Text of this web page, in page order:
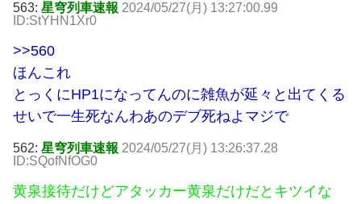
563: 星穹列車速報 2024/05/27(月) 13:27:00.99
ID:StYHN1Xr0
>>560
ほんこれ
とっくにHP1になってんのに雑魚が延々と出てくる
せいで一生死なんわあのデブ死ねよマジで
562: 星穹列車速報 2024/05/27(月) 13:26:37.28
ID:SQofNfOG0
黄泉接待だけどアタッカー黄泉だけだとキツイな